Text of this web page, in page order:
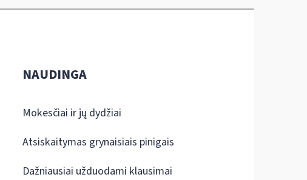
NAUDINGA
Mokesčiai ir jų dydžiai
Atsiskaitymas grynaisiais pinigais
Dažniausiai užduodami klausimai